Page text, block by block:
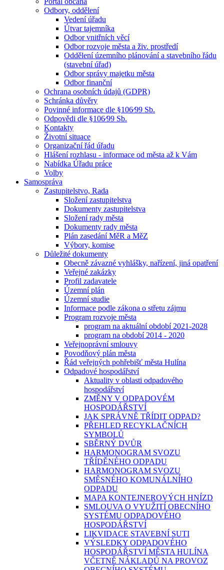
Odbory, oddělení
Vedení úřadu
Útvar tajemníka
Odbor vnitřních věcí
Odbor rozvoje města a živ. prostředí
Oddělení územního plánování a stavebního řádu
(stavební úřad)
Odbor správy majetku města
Odbor finanční
Ochrana osobních údajů (GDPR)
Schránka důvěry
Povinné informace dle §106⁄99 Sb.
Odpovědi dle §106⁄99 Sb.
Kontakty
Životní situace
Organizační řád úřadu
Hlášení rozhlasu - informace od města až k Vám
Nabídka Úřadu práce
Volby
Samospráva
Zastupitelstvo, Rada
Složení zastupitelstva
Dokumenty zastupitelstva
Složení rady města
Dokumenty rady města
Plán zasedání MěR a MěZ
Výbory, komise
Důležité dokumenty
Obecně závazné vyhlášky, nařízení, jiná opatření
Veřejné zakázky
Profil zadavatele
Územní plán
Územní studie
Informace podle zákona o střetu zájmu
Program rozvoje města
program na aktuální období 2021-2028
program na období 2014 - 2020
Veřejnoprávní smlouvy
Povodňový plán města
Řád veřejných pohřebišť města Hulína
Odpadové hospodářství
Aktuality v oblasti odpadového
hospodářství
ZMĚNY V ODPADOVÉM
HOSPODÁŘSTVÍ
JAK SPRÁVNĚ TŘÍDIT ODPAD?
PŘEHLED RECYKLAČNÍCH
SYMBOLŮ
SBĚRNÝ DVŮR
HARMONOGRAM SVOZU
TŘÍDĚNÉHO ODPADU
HARMONOGRAM SVOZU
SMĚSNÉHO KOMUNÁLNÍHO
ODPADU
MAPA KONTEJNEROVÝCH HNÍZD
SMLOUVA O VYUŽITÍ OBECNÍHO
SYSTÉMU ODPADOVÉHO
HOSPODÁŘSTVÍ
LIKVIDACE STAVEBNÍ SUTI
VÝSLEDKY ODPADOVÉHO
HOSPODÁŘSTVÍ MĚSTA HULÍNA
VČETNĚ NÁKLADŮ NA PROVOZ